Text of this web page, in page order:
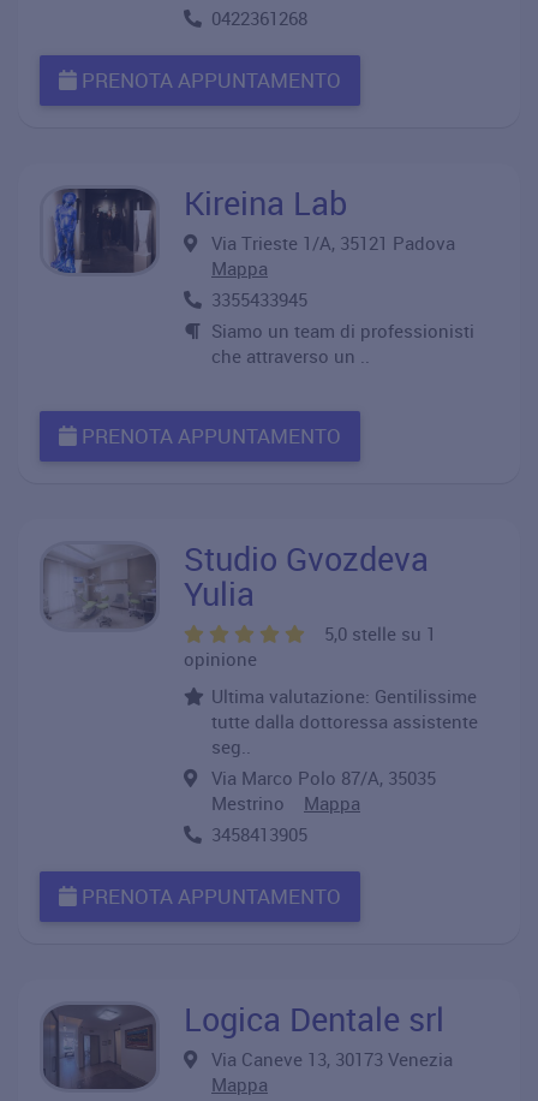
0422361268
PRENOTA APPUNTAMENTO
Kireina Lab
Via Trieste 1/A, 35121 Padova
Mappa
3355433945
Siamo un team di professionisti
che attraverso un ..
PRENOTA APPUNTAMENTO
Studio Gvozdeva
Yulia
5,0 stelle su 1
opinione
Ultima valutazione: Gentilissime
tutte dalla dottoressa assistente
seg..
Via Marco Polo 87/A, 35035
Mestrino Mappa
3458413905
PRENOTA APPUNTAMENTO
Logica Dentale srl
Via Caneve 13, 30173 Venezia
Mappa